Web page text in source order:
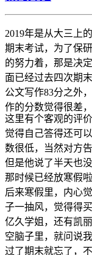
2019年是从大三上
期末考试，为了保
的努力着，那是决
面已经过去四次期
公文写作83分之外
作的分数觉得很差，
这里 有 客 观 的 评 价
这里
有个
客观
的评
价一
下这
个公
文写
作老
师，
他是
数据
性的
研究
文字
的，
好像
还会
一点
计算
机，
他说
自己
有社
交恐
惧
症，
他不
爱讲
课，
上课
就让
我们
学生
念
书，
后来
把班
级里
前两
排学
生念
没
啦，
据说
17
级上
他的
课直
接从
第四
排往
后坐
座位
觉得自己答得还可
数很低，当然对方
但是他说了半天也
那时候已经放寒假
后来寒假里，内心
子一抽风，觉得得
亿久学姐，还有凯
空脑子里，就问说
过了期末就忘了，